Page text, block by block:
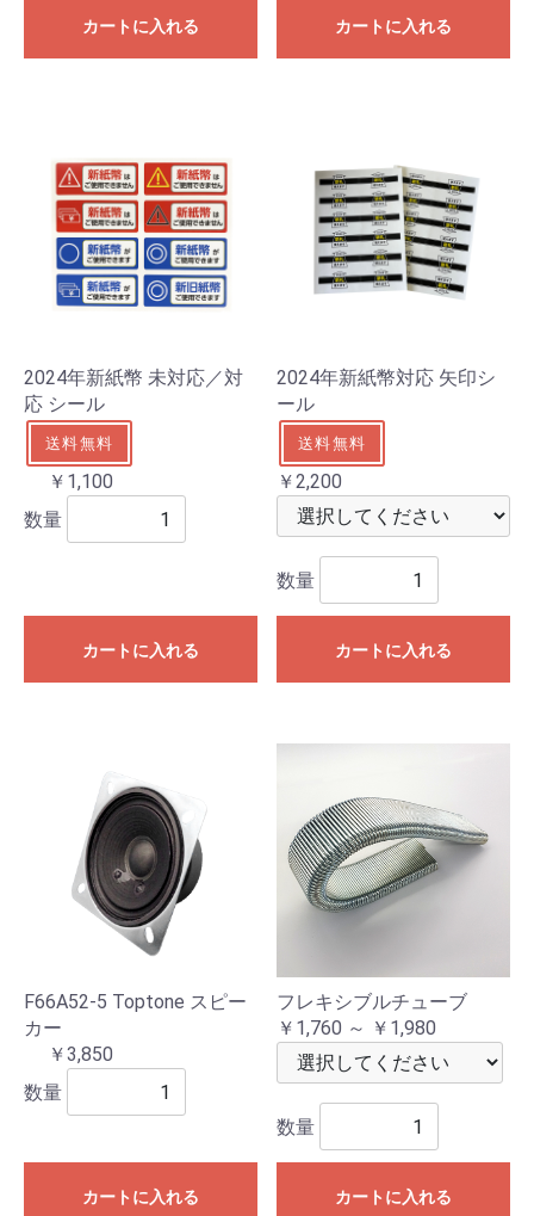
カートに入れる カートに入れる
2024年新紙幣 未対応／対
応 シール
送料無料
￥1,100
数量
カートに入れる
2024年新紙幣対応 矢印シ
ール
送料無料
￥2,200
数量
カートに入れる
F66A52-5 Toptone スピー
カー
￥3,850
数量
カートに入れる
フレキシブルチューブ
￥1,760 ～ ￥1,980
数量
カートに入れる